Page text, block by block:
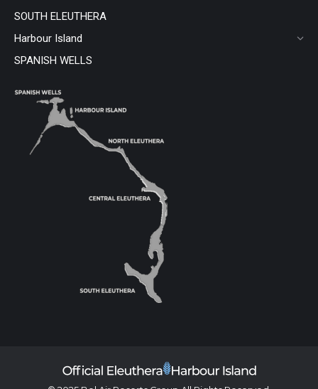
SOUTH ELEUTHERA
Harbour Island
SPANISH WELLS